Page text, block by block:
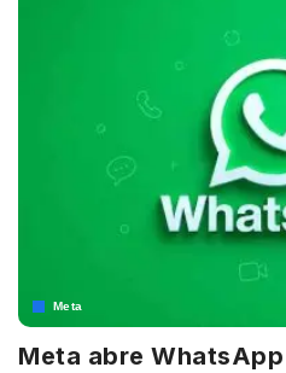
Meta
Meta abre